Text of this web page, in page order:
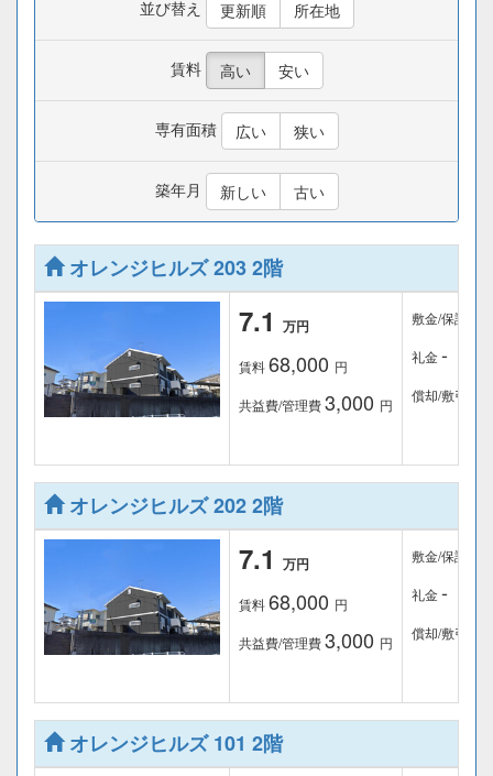
並び替え 更新順 所在地
賃料 高い 安い
専有面積 広い 狭い
築年月 新しい 古い
オレンジヒルズ 203 2階
7.1 万円
賃料68,000 円
共益費/管理費3,000 円
敷金/保証金
礼金-
償却/敷引
オレンジヒルズ 202 2階
7.1 万円
賃料68,000 円
共益費/管理費3,000 円
敷金/保証金
礼金-
償却/敷引
オレンジヒルズ 101 2階